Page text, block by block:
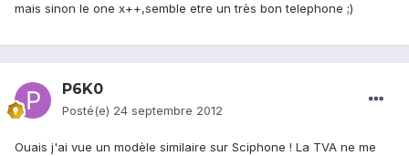
mais sinon le one x++,semble etre un très bon telephone ;)
P6K0
Posté(e) 24 septembre 2012
Ouais j'ai vue un modèle similaire sur Sciphone ! La TVA ne me